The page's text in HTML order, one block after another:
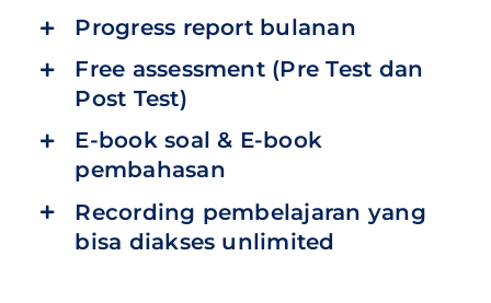
Progress report bulanan
Free assessment (Pre Test dan
Post Test)
E-book soal & E-book
pembahasan
Recording pembelajaran yang
bisa diakses unlimited